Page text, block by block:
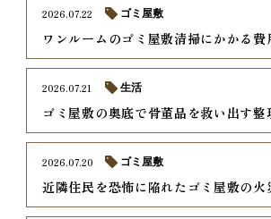
ワンルームのゴミ屋敷清掃にかかる
2026.07.22 ゴミ屋敷
ゴミ屋敷の奥底で骨董品を救い出す整
2026.07.21 生活
近隣住民を恐怖に陥れたゴミ屋敷の
2026.07.20 ゴミ屋敷